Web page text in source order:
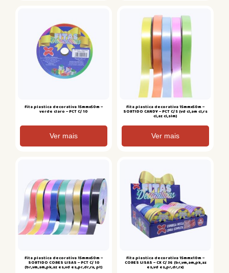
Fita plastica decorativa 15mmx50m –
verde claro – PCT C/ 10
Ver mais
Fita plastica decorativa 15mmx50m –
SORTIDO CANDY – PCT C/ 5 (vd cl,am cl,rs
cl,az cl,slm)
Ver mais
Fita plastica decorativa 15mmx50m –
SORTIDO CORES LISAS – PCT C/ 10
(br,vm,am,pk,az es,vd es,pr,dr,rx, pt)
Fita plastica decorativa 15mmx10m –
CORES LISAS – CX C/ 36 (br,vm,am,pk,az
es,vd es,pr,dr,rx)